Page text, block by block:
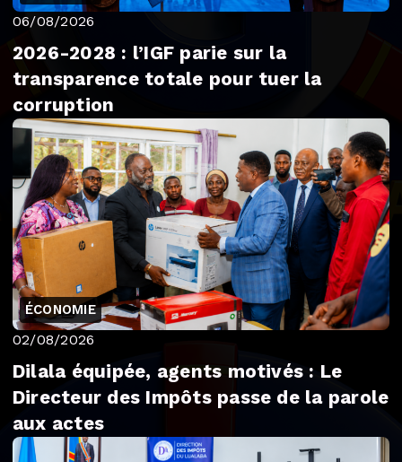
06/08/2026
2026-2028 : l’IGF parie sur la
transparence totale pour tuer la
corruption
ÉCONOMIE
02/08/2026
Dilala équipée, agents motivés : Le
Directeur des Impôts passe de la parole
aux actes